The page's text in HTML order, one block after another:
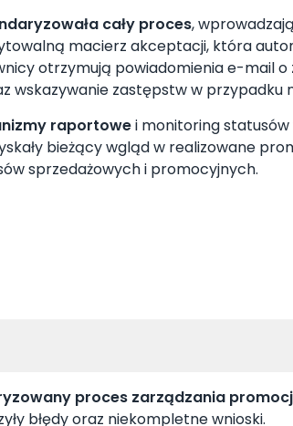
cały proces,
macierz akceptacji, która
otrzymują powiadomienia e-mail
wskazywanie zastępstw w przypadku
raportowei monitoring
bieżący wgląd w realizowane
sprzedażowych i promocyjnych.
proces zarządzania
błędy oraz niekompletne wnioski.